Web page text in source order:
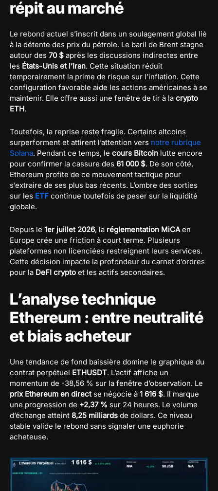
répit au marché
Le rebond actuel s’inscrit dans un soulagement global lié
à la détente des prix du pétrole. Le baril de Brent stagne
autour des 70 $ après les discussions indirectes entre
les États-Unis et l’Iran. Cette situation réduit
temporairement la prime de risque sur l’inflation. Cette
configuration favorable aide les actions américaines à se
maintenir. Elle offre aussi une fenêtre de tir à la crypto
ETH.
Toutefois, la reprise reste fragile. Certains altcoins
surperforment et attirent l’attention vers notre rubrique
Solana. Pendant ce temps, le cours Bitcoin lutte encore
pour confirmer la cassure des 61 000 $. De son côté,
Ethereum profite de ce mouvement tactique pour
s’extraire de ses plus bas récents. L’ombre des sorties
sur les ETF continue toutefois de peser sur la liquidité
globale.
Depuis le 1er juillet 2026, la réglementation MiCAen
Europe crée une friction à court terme. Plusieurs
plateformes non licenciées restreignent leurs services.
Cette décision impacte la profondeur du carnet d’ordres
pour la DeFI crypto et les actifs secondaires.
L’analyse technique
Ethereum : entre neutralité
et biais acheteur
Une tendance de fond baissière domine le graphique du
contrat perpétuel ETHUSDT. L’actif affiche un
momentum de -38,56 % sur la fenêtre d’observation. Le
prix Ethereum en directse négocie à 1 616 $. Il marque
une progression de +2,37 % sur 24 heures. Le volume
d’échange atteint 8,25 milliards de dollars. Ce niveau
stable valide le rebond sans signaler une euphorie
acheteuse.